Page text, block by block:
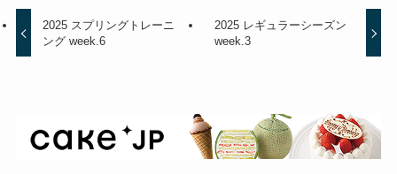
2025 スプリングトレーニ
ング week.6
2025 レギュラーシーズン
week.3